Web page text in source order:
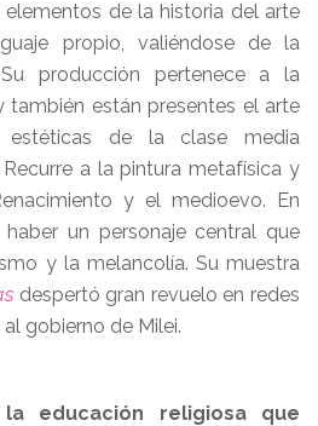
de la historia del arte
propio, valiéndose de la
producción pertenece a la
también están presentes el arte
estéticas de la clase media
a la pintura metafísica y
y el medioevo. En
un personaje central que
y la melancolía. Su muestra
despertó gran revuelo en redes
gobierno de Milei.
educación religiosa que